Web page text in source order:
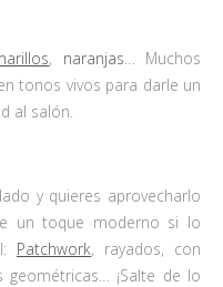
, naranjas… Muchos
tonos vivos para darle un
al salón.
y quieres aprovecharlo
un toque moderno si lo
Patchwork, rayados, con
¡Salte de lo